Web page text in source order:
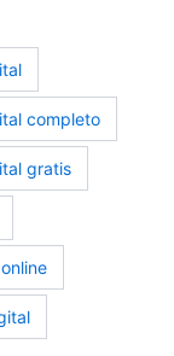
completo
gratis